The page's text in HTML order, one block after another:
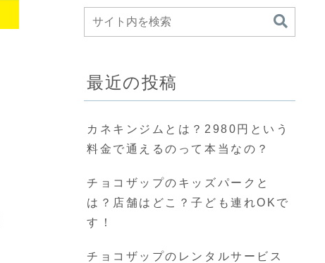
最近の投稿
カネキンジムとは？2980円という
料金で通えるのって本当なの？
チョコザップのキッズパークと
は？店舗はどこ？子ども連れOKで
す！
チョコザップのレンタルサービス